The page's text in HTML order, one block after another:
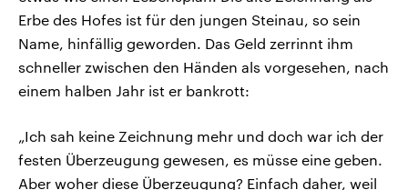
Erbe des Hofes ist für den jungen Steinau, so sein
Name, hinfällig geworden. Das Geld zerrinnt ihm
schneller zwischen den Händen als vorgesehen, nach
einem halben Jahr ist er bankrott:
„Ich sah keine Zeichnung mehr und doch war ich der
festen Überzeugung gewesen, es müsse eine geben.
Aber woher diese Überzeugung? Einfach daher, weil